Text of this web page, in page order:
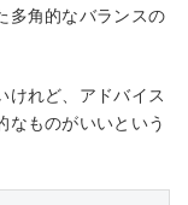
多角的なバランスの
けれど、アドバイス
なものがいいという